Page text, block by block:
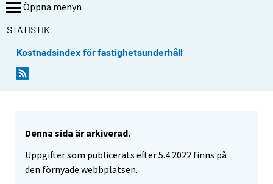
Öppna menyn
STATISTIK
Kostnadsindex för fastighetsunderhåll
Denna sida är arkiverad.
Uppgifter som publicerats efter 5.4.2022 finns på
den förnyade webbplatsen.